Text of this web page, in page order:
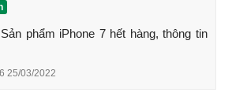
phẩm iPhone 7 hết hàng, thông tin
25/03/2022